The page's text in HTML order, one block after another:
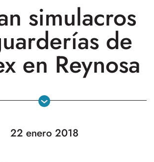
simulacros
de
en Reynosa
22 enero 2018